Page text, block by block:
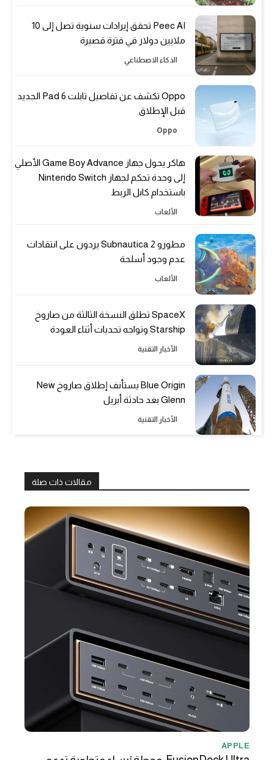
Peec AI تحقق إيرادات سنوية تصل إلى 10
ملايين دولار في فترة قصيرة
الذكاء الاصطناعي
Oppo تكشف عن تفاصيل تابلت Pad 6 الجديد
قبل الإطلاق
Oppo
هاكر يحول جهاز Game Boy Advance الأصلي
إلى وحدة تحكم لجهاز Nintendo Switch
باستخدام كابل الربط
الألعاب
مطورو Subnautica 2 يردون على انتقادات
عدم وجود أسلحة
الألعاب
SpaceX تطلق النسخة الثالثة من صاروخ
Starship وتواجه تحديات أثناء العودة
الأخبار التقنية
Blue Origin يستأنف إطلاق صاروخ New
Glenn بعد حادثة أبريل
الأخبار التقنية
مقالات ذات صلة
APPLE